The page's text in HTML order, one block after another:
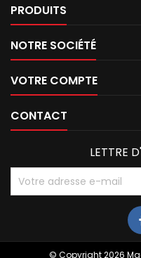
PRODUITS
NOTRE SOCIÉTÉ
VOTRE COMPTE
CONTACT
LETTRE
© Copyright 2026